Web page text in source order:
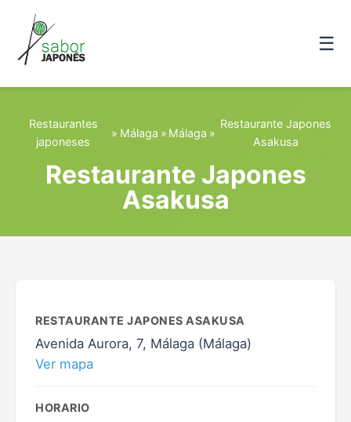
☰
Restaurantes
japoneses
» Málaga » Málaga »
Restaurante Japones
Asakusa
Restaurante Japones
Asakusa
RESTAURANTE JAPONES ASAKUSA
Avenida Aurora, 7, Málaga (Málaga)
Ver mapa
HORARIO